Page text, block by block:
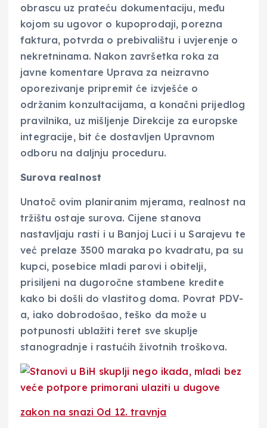
obrascu uz prateću dokumentaciju, među
kojom su ugovor o kupoprodaji, porezna
faktura, potvrda o prebivalištu i uvjerenje o
nekretninama. Nakon završetka roka za
javne komentare Uprava za neizravno
oporezivanje pripremit će izvješće o
održanim konzultacijama, a konačni prijedlog
pravilnika, uz mišljenje Direkcije za europske
integracije, bit će dostavljen Upravnom
odboru na daljnju proceduru.
Surova realnost
Unatoč ovim planiranim mjerama, realnost na
tržištu ostaje surova. Cijene stanova
nastavljaju rasti i u Banjoj Luci i u Sarajevu te
već prelaze 3500 maraka po kvadratu, pa su
kupci, posebice mladi parovi i obitelji,
prisiljeni na dugoročne stambene kredite
kako bi došli do vlastitog doma. Povrat PDV-
a, iako dobrodošao, teško da može u
potpunosti ublažiti teret sve skuplje
stanogradnje i rastućih životnih troškova.
zakon na snazi Od 12. travnja